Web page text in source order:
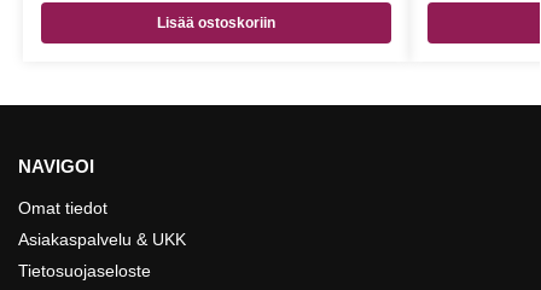
Lisää ostoskoriin
NAVIGOI
Omat tiedot
Asiakaspalvelu & UKK
Tietosuojaseloste